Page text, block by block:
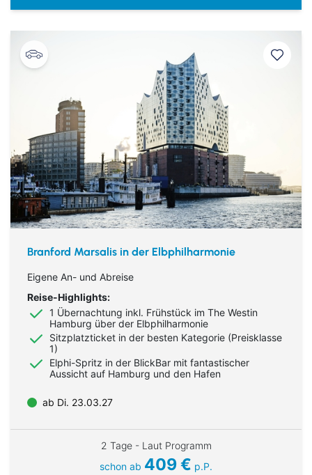
Branford Marsalis in der Elbphilharmonie
Eigene An- und Abreise
Reise-Highlights:
1 Übernachtung inkl. Frühstück im The Westin
Hamburg über der Elbphilharmonie
Sitzplatzticket in der besten Kategorie (Preisklasse
1)
Elphi-Spritz in der BlickBar mit fantastischer
Aussicht auf Hamburg und den Hafen
ab Di. 23.03.27
2 Tage - Laut Programm
schon ab 409 € p.P.